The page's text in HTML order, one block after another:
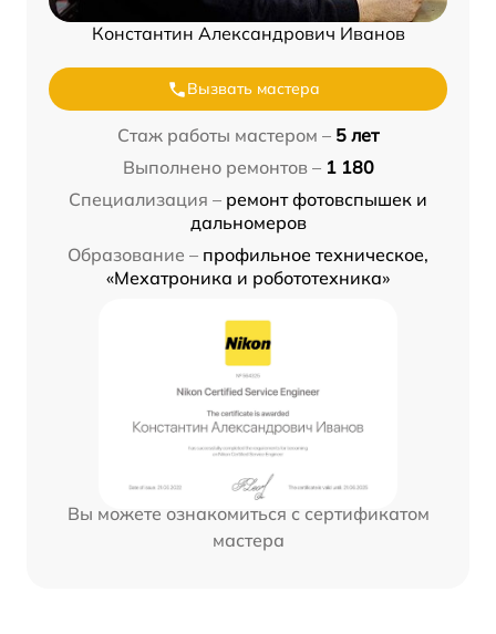
Константин Александрович Иванов
Вызвать мастера
Стаж работы мастером – 5 лет
Выполнено ремонтов – 1 180
Специализация – ремонт фотовспышек и
дальномеров
Образование – профильное техническое,
«Мехатроника и робототехника»
Вы можете ознакомиться с сертификатом
мастера